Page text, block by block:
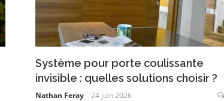
Système pour porte coulissante
invisible : quelles solutions choisir ?
Nathan Feray 24 juin 2026